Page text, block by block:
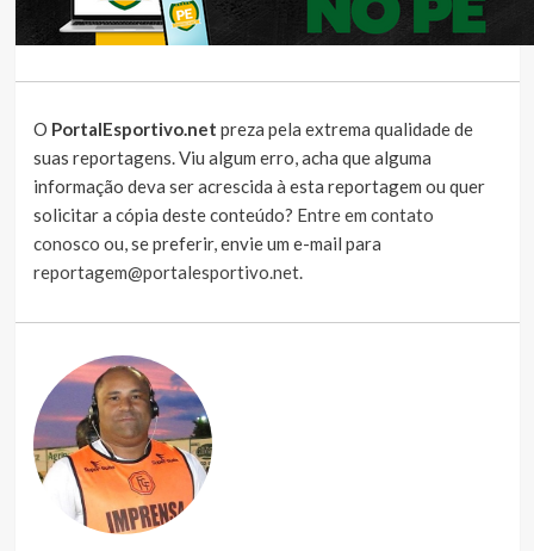
O PortalEsportivo.net preza pela extrema qualidade de
suas reportagens. Viu algum erro, acha que alguma
informação deva ser acrescida à esta reportagem ou quer
solicitar a cópia deste conteúdo? Entre em contato
conosco ou, se preferir, envie um e-mail para
reportagem@portalesportivo.net.